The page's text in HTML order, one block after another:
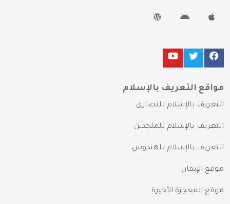
مواقع التعريف بالإسلام
التعريف بالإسلام للنصارى
التعريف بالإسلام للملحدين
التعريف بالإسلام للهندوس
موقع الإيمان
موقع المعجزة الأخيرة